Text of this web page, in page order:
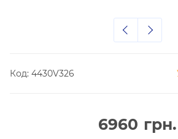
Код: 4430V326
6960 грн.